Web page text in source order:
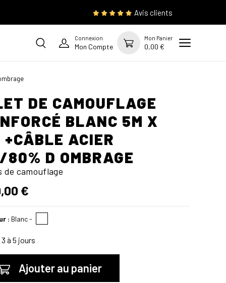
Avis clients
Connexion
Mon Compte
Mon Panier
0,00 €
DE CAMOUFLAGE
BLANC 5M X
+CÂBLE ACIER
D OMBRAGE
de camouflage
€
: Blanc-
3 à 5 jours
Ajouter au panier